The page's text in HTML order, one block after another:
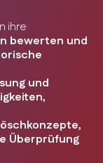
ihre
bewerten und
und
Überprüfung